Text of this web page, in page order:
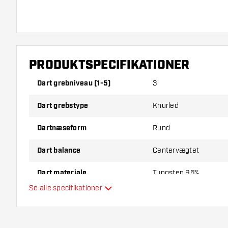
PRODUKTSPECIFIKATIONER
Dart grebniveau (1-5) 3
Dart grebstype Knurled
Dartnæseform Rund
Dart balance Centervægtet
Dart materiale Tungsten 95%
Se alle specifikationer